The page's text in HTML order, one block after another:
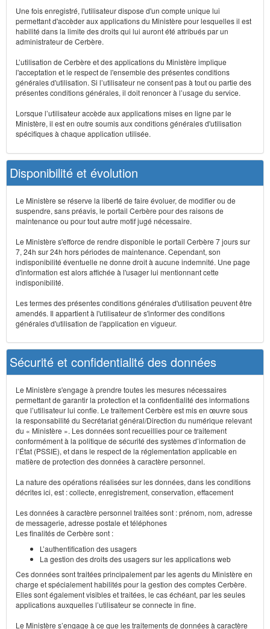
Une fois enregistré, l'utilisateur dispose d'un compte unique lui
permettant d'accèder aux applications du Ministère pour lesquelles il est
habilité dans la limite des droits qui lui auront été attribués par un
administrateur de Cerbère.
L’utilisation de Cerbère et des applications du Ministère implique
l'acceptation et le respect de l'ensemble des présentes conditions
générales d'utilisation. Si l’utilisateur ne consent pas à tout ou partie des
présentes conditions générales, il doit renoncer à l’usage du service.
Lorsque l’utilisateur accède aux applications mises en ligne par le
Ministère, il est en outre soumis aux conditions générales d'utilisation
spécifiques à chaque application utilisée.
Disponibilité et évolution
Le Ministère se réserve la liberté de faire évoluer, de modifier ou de
suspendre, sans préavis, le portail Cerbère pour des raisons de
maintenance ou pour tout autre motif jugé nécessaire.
Le Ministère s'efforce de rendre disponible le portail Cerbère 7 jours sur
7, 24h sur 24h hors périodes de maintenance. Cependant, son
indisponibilité éventuelle ne donne droit à aucune indemnité. Une page
d'information est alors affichée à l'usager lui mentionnant cette
indisponibilité.
Les termes des présentes conditions générales d'utilisation peuvent être
amendés. Il appartient à l'utilisateur de s'informer des conditions
générales d'utilisation de l'application en vigueur.
Sécurité et confidentialité des données
Le Ministère s'engage à prendre toutes les mesures nécessaires
permettant de garantir la protection et la confidentialité des informations
que l’utilisateur lui confie. Le traitement Cerbère est mis en œuvre sous
la responsabilité du Secrétariat général/Direction du numérique relevant
du « Ministère ». Les données sont recueillies pour ce traitement
conformément à la politique de sécurité des systèmes d’information de
l’État (PSSIE), et dans le respect de la réglementation applicable en
matière de protection des données à caractère personnel.
La nature des opérations réalisées sur les données, dans les conditions
décrites ici, est : collecte, enregistrement, conservation, effacement
Les données à caractère personnel traitées sont : prénom, nom, adresse
de messagerie, adresse postale et téléphones
Les finalités de Cerbère sont :
L’authentification des usagers
La gestion des droits des usagers sur les applications web
Ces données sont traitées principalement par les agents du Ministère en
charge et spécialement habilités pour la gestion des comptes Cerbère.
Elles sont également visibles et traitées, le cas échéant, par les seules
applications auxquelles l’utilisateur se connecte in fine.
Le Ministère s’engage à ce que les traitements de données à caractère